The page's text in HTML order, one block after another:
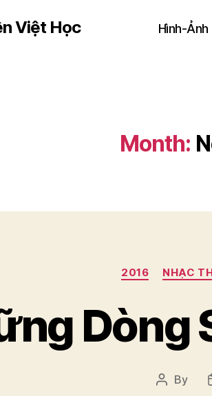
Việt Học Hình-Ảnh
Month:
2016 NHẠC
Dòng
Post
By